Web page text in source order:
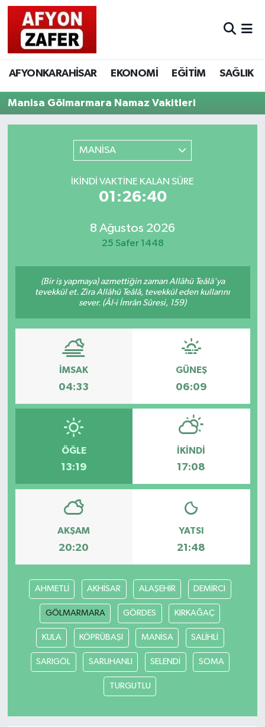
AFYONKARAHİSAR EKONOMİ EĞİTİM SAĞLIK
Manisa Gölmarmara Namaz Vakitleri
MANİSA
İKINDI VAKTINE KALAN SÜRE
01:26:40
8 Ağustos 2026
25 Safer 1448
(Bir iş yapmaya) azmettiğin zaman Allâhü Teâlâ'ya
tevekkül et. Zira Allâhü Teâlâ, tevekkül eden kullarını
sever. (Âl-i İmrân Sûresi, 159)
İMSAK
04:33
GÜNEŞ
06:09
ÖĞLE
13:19
İKINDI
17:08
AKŞAM
20:20
YATSI
21:48
AHMETLİ AKHİSAR ALAŞEHİR DEMİRCİ
GÖLMARMARA GÖRDES KIRKAĞAÇ
KULA KÖPRÜBAŞI MANİSA SALİHLİ
SARIGÖL SARUHANLI SELENDİ SOMA
TURGUTLU